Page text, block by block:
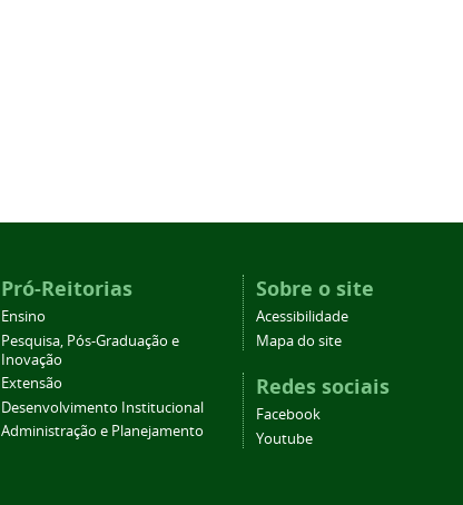
Pró-Reitorias
Ensino
Pesquisa, Pós-Graduação e
Inovação
Extensão
Desenvolvimento Institucional
Administração e Planejamento
Sobre o site
Acessibilidade
Mapa do site
Redes sociais
Facebook
Youtube